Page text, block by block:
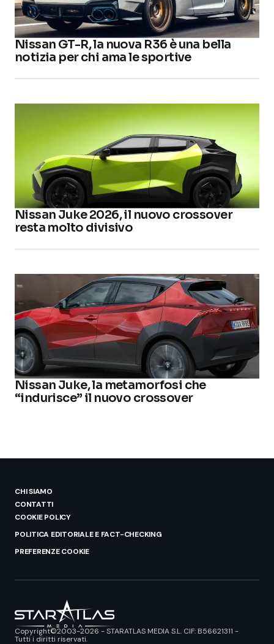
Nissan GT-R, la nuova R36 è una bella
notizia per chi ama le sportive
Nissan Juke 2026, il nuovo crossover
resta molto divisivo
Nissan Juke, la metamorfosi che
“indurisce” il nuovo crossover
CHI SIAMO
CONTATTI
COOKIE POLICY
POLITICA EDITORIALE E FACT-CHECKING
PREFERENZE COOKIE
Copyright©2003-2026 - STARATLAS MEDIA S.L. CIF: B56621311 -
Tutti i diritti riservati.